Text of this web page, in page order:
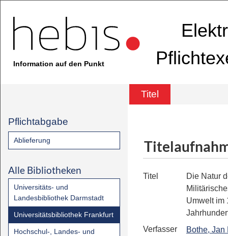
Information auf den Punkt
Titel
Pflichtabgabe
Ablieferung
Alle Bibliotheken
Universitäts- und
Landesbibliothek Darmstadt
Universitätsbibliothek Frankfurt
Hochschul-, Landes- und
Titel
Die Natur
Umwelt im
Verfasser
Bothe, Jan